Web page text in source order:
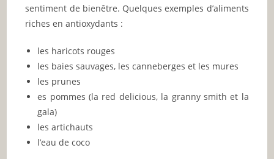
sentiment de bienêtre. Quelques exemples d’aliments
riches en antioxydants :
les haricots rouges
les baies sauvages, les canneberges et les mures
les prunes
es pommes (la red delicious, la granny smith et la
gala)
les artichauts
l’eau de coco